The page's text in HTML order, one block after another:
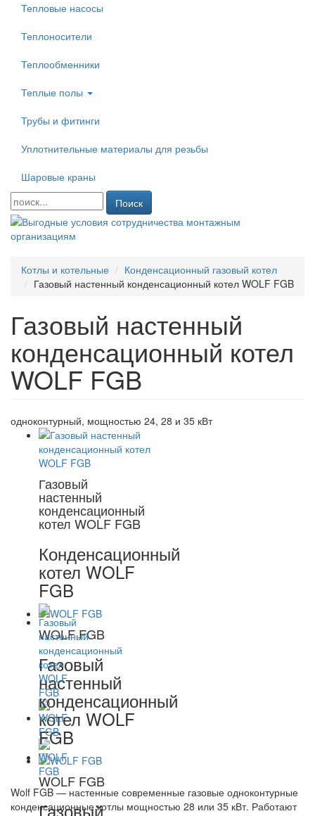
Тепловые насосы
Теплоносители
Теплообменники
Теплые полы
Трубы и фитинги
Уплотнительные материалы для резьбы
Шаровые краны
Поиск
Котлы и котельные
Конденсационный газовый котел
Газовый настенный конденсационный котел WOLF FGB
Газовый настенный
конденсационный котел
WOLF FGB
одноконтурный, мощностью 24, 28 и 35 кВт
Газовый
настенный
конденсационный
котел WOLF FGB
Конденсационный
котел WOLF
FGB
WOLF FGB
Газовый
настенный
конденсационный
котел WOLF
FGB
WOLF FGB
Газовый
Wolf FGB — настенные современные газовые одноконтурные
конденсационные котлы мощностью 28 или 35 кВт. Работают